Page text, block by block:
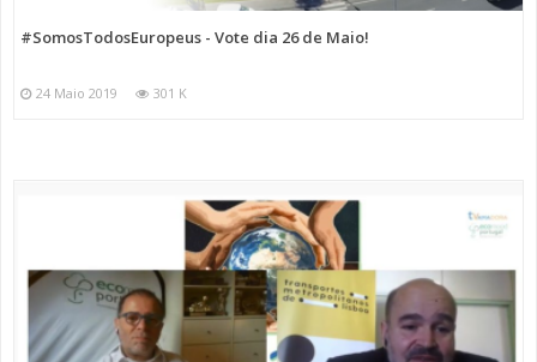
#SomosTodosEuropeus - Vote dia 26 de Maio!
24 Maio 2019 301 K